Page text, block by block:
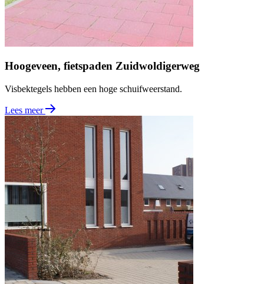
Hoogeveen, fietspaden Zuidwoldigerweg
Visbektegels hebben een hoge schuifweerstand.
Lees meer